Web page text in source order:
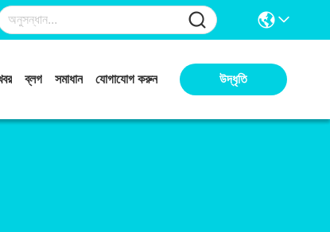
ব্লগ সমাধান যোগাযোগ করুন উদ্ধৃতি